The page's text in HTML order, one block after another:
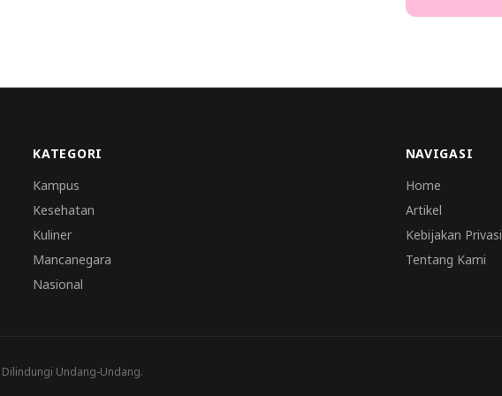
KATEGORI
Kampus
Kesehatan
Kuliner
Mancanegara
Nasional
NAVIGASI
Home
Artikel
Kebijakan Privasi
Tentang Kami
Undang-Undang.